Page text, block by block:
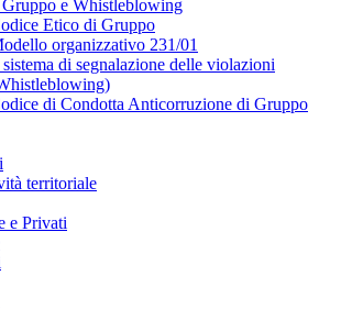
e Whistleblowing
Etico di Gruppo
organizzativo 231/01
di segnalazione delle violazioni
di Condotta Anticorruzione di Gruppo
territoriale
e Privati